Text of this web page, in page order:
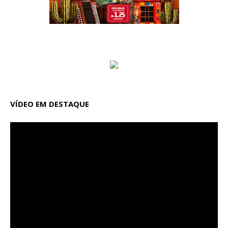
VÍDEO EM DESTAQUE